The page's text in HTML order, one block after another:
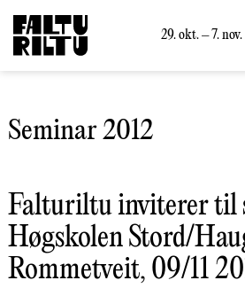
29. okt. – 7.
Seminar 2012
Falturiltu inviterer til
Høgskolen Stord/
Rommetveit, 09/11